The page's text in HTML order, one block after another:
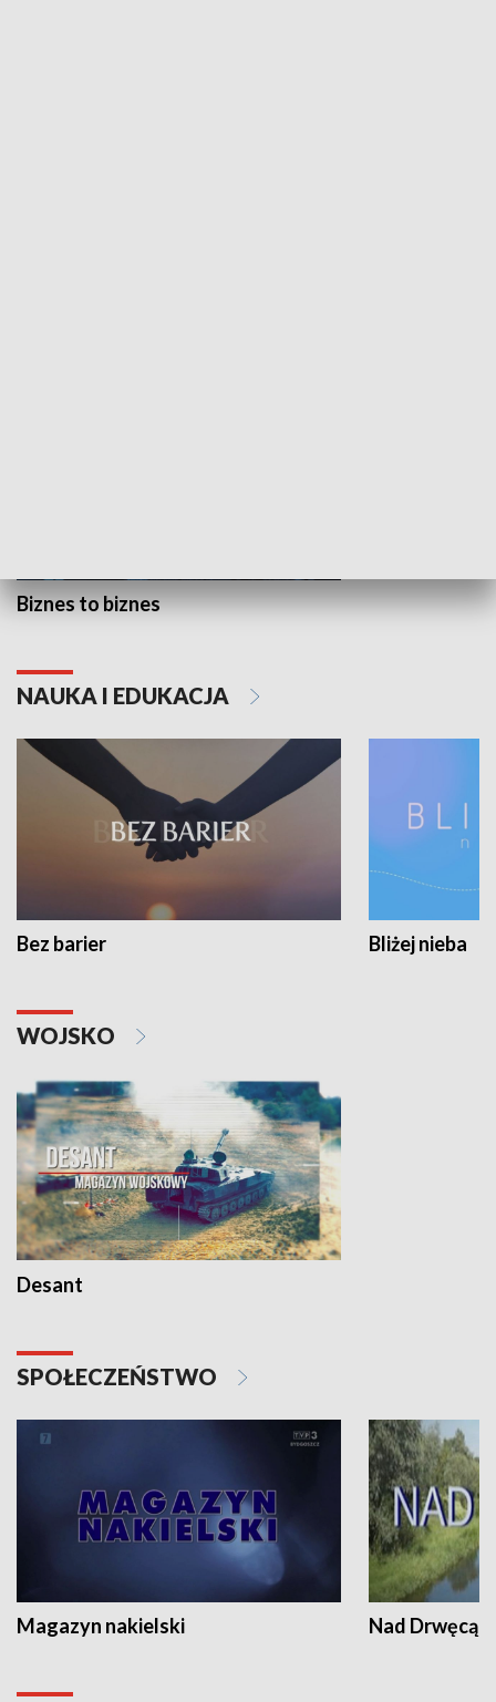
Biznes to biznes
NAUKA I EDUKACJA
Bez barier Bliżej nieba
WOJSKO
Desant
SPOŁECZEŃSTWO
Magazyn nakielski Nad Drwęcą